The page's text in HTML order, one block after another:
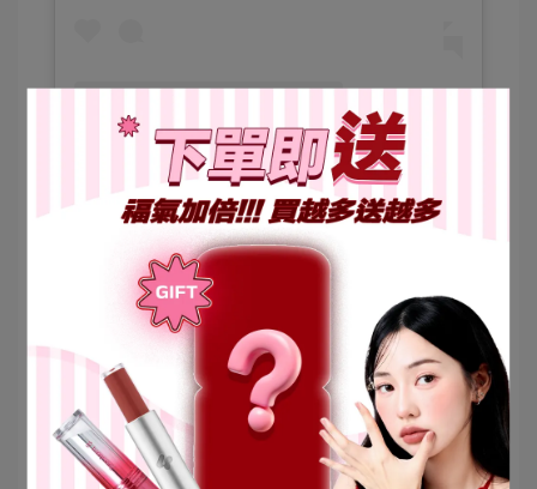
更多新聞報導
早秋妝容單品推薦！溫柔粉、楓葉紅，每款都必入手！
【 4U2 早秋妝容浪漫推薦！必須擁有的 4U2 溫柔系彩
妝單品都在寶雅 打造泰系精緻女孩妝